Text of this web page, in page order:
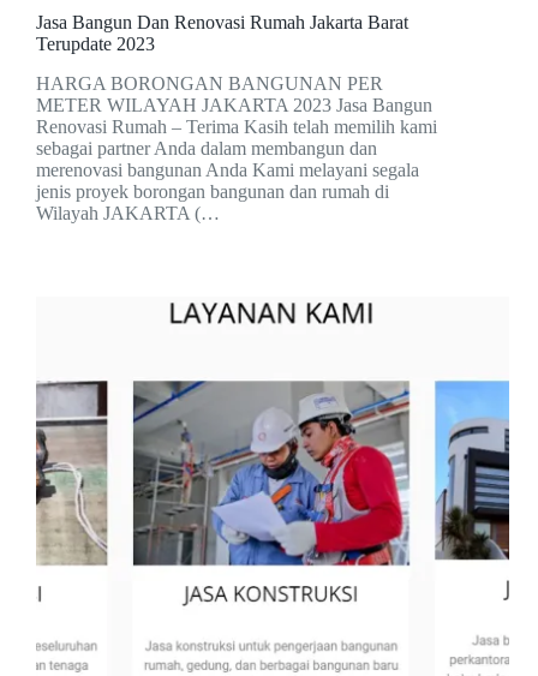
Jasa Bangun Dan Renovasi Rumah Jakarta Barat
Terupdate 2023
HARGA BORONGAN BANGUNAN PER
METER WILAYAH JAKARTA 2023 Jasa Bangun
Renovasi Rumah – Terima Kasih telah memilih kami
sebagai partner Anda dalam membangun dan
merenovasi bangunan Anda Kami melayani segala
jenis proyek borongan bangunan dan rumah di
Wilayah JAKARTA (…